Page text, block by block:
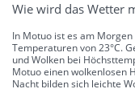
Wie wird das Wetter
In Motuo ist es am
Temperaturen von 23°C.
und Wolken bei
Motuo einen wolkenlosen
Nacht bilden sich leichte